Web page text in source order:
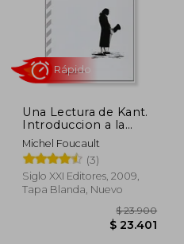
$
Rápido
Una Lectura de Kant.
Introduccion a la
Antropologia en
Sentido Pragmatico
Michel Foucault
(3)
Siglo XXI Editores, 2009,
Tapa Blanda, Nuevo